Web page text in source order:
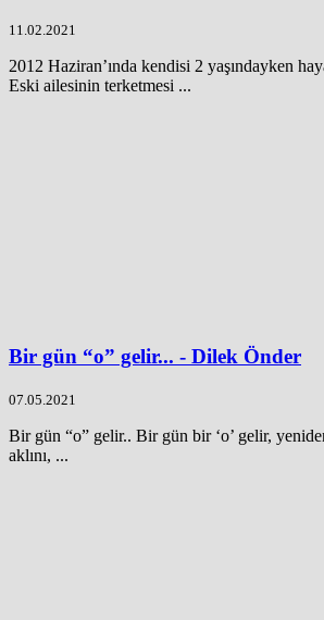
11.02.2021
2012 Haziran’ında kendisi 2 yaşındayken
Eski ailesinin terketmesi ...
Bir gün “o” gelir... - Dilek Önder
07.05.2021
Bir gün “o” gelir.. Bir gün bir ‘o’ gelir,
aklını, ...